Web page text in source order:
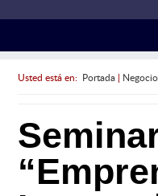
Usted está en: Portada|